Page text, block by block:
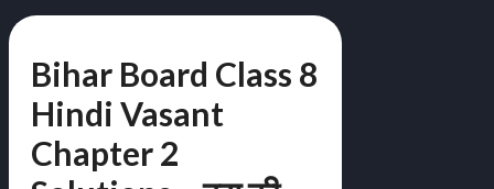
Bihar Board Class 8
Hindi Vasant
Chapter 2